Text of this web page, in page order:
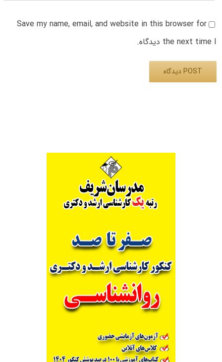
Save my name, email, and website in this browser for
the next time I دیدگاه.